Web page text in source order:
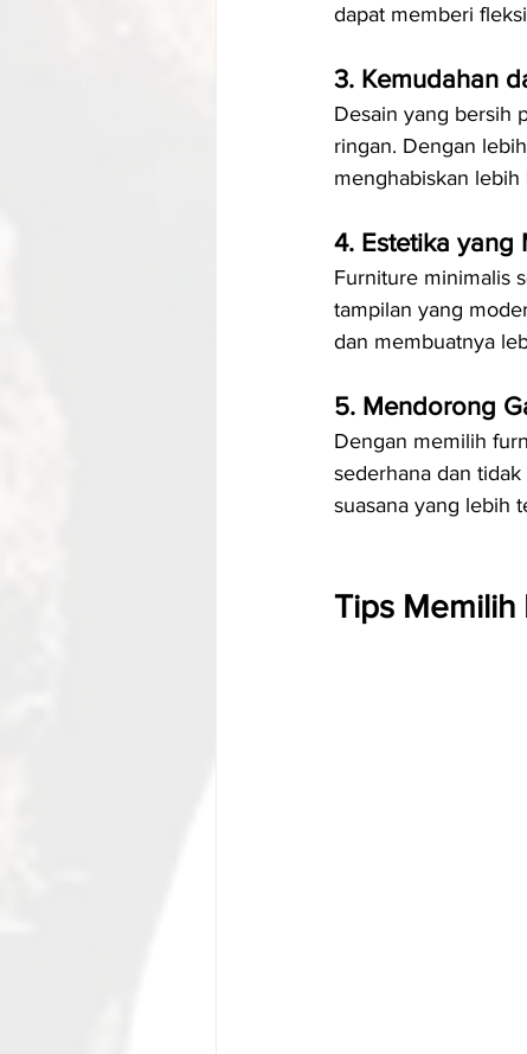
dapat memberi
3. Kemudahan
Desain yang bersih
ringan. Dengan
menghabiskan
4. Estetika yang
Furniture minimalis
tampilan yang
dan membuatnya
5. Mendorong
Dengan memilih
sederhana dan
suasana yang lebih
Tips Memilih